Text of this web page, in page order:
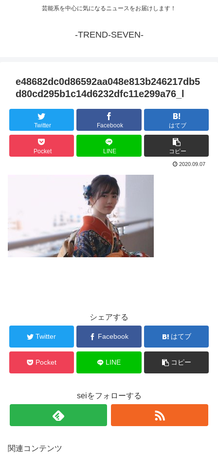
芸能系を中心に気になるニュースをお届けします！
-TREND-SEVEN-
e48682dc0d86592aa048e813b246217db5
d80cd295b1c14d6232dfc11e299a76_l
Twitter Facebook はてブ
Pocket LINE コピー
2020.09.07
シェアする
Twitter Facebook はてブ
Pocket LINE コピー
seiをフォローする
関連コンテンツ